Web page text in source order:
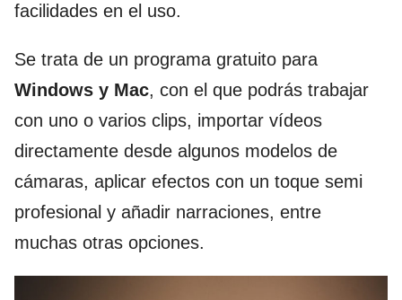
facilidades en el uso.
Se trata de un programa gratuito para
Windows y Mac, con el que podrás trabajar
con uno o varios clips, importar vídeos
directamente desde algunos modelos de
cámaras, aplicar efectos con un toque semi
profesional y añadir narraciones, entre
muchas otras opciones.